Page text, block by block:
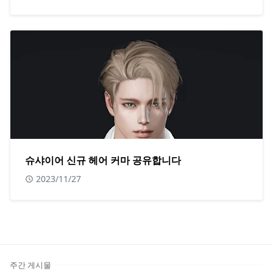
슈샤이어 신규 헤어 커마 공유합니다
2023/11/27
주간 게시물